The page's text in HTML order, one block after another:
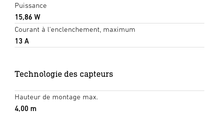
Puissance
15,86 W
Courant à l'enclenchement, maximum
13 A
Technologie des capteurs
Hauteur de montage max.
4,00 m